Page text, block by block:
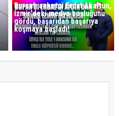
Bursalı anketçi Erdal Akaltun,
İzmir'deki medya boşluğunu
gördü, başarıdan başarıya
koşmaya başladı!